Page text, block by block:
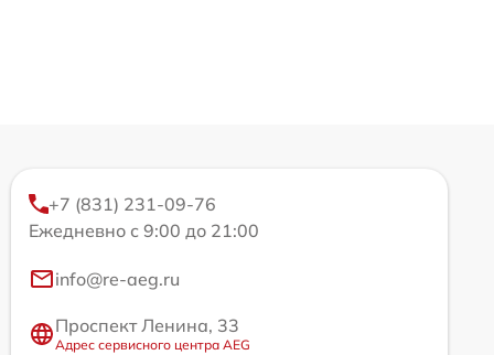
+7 (831) 231-09-76
Ежедневно с 9:00 до 21:00
info@re-aeg.ru
Проспект Ленина, 33
Адрес сервисного центра AEG